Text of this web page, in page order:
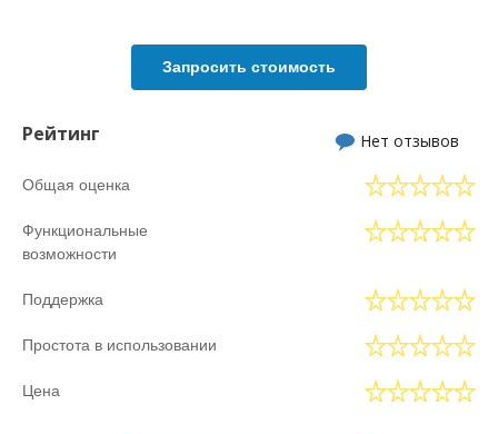
Запросить стоимость
Рейтинг Нет отзывов
Общая оценка
Функциональные
возможности
Поддержка
Простота в использовании
Цена